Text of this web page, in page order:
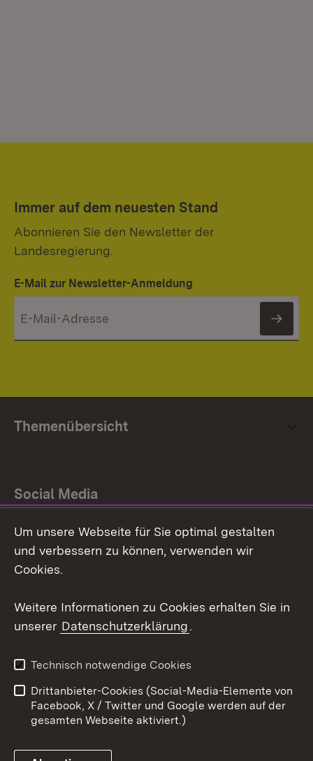
Immer auf dem neuesten Stand
Abonnieren Sie den Newsletter der
Landesregierung.
E-Mail zur Newsletter-Anmeldung
Themenübersicht
Social Media
Facebook
Barrierefreiheit
Kontakt
Cookies
Um unsere Webseite für Sie optimal gestalten
und verbessern zu können, verwenden wir
Cookies.
Weitere Informationen zu Cookies erhalten Sie in
unserer Datenschutzerklärung.
Technisch notwendige Cookies
Drittanbieter-Cookies (Social-Media-Elemente von
Facebook, X / Twitter und Google werden auf der
gesamten Webseite aktiviert.)